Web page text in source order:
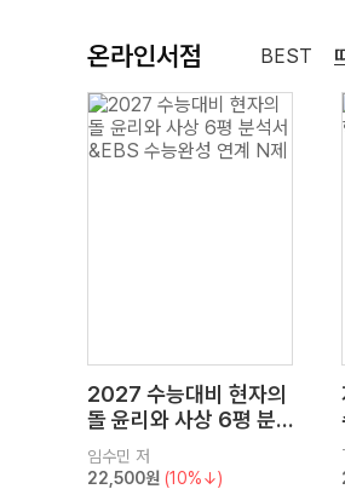
온라인서점 BEST
2027 수능대비 현자의
돌 윤리와 사상 6평 분
석서&EBS 수능완성 연
계 N제
임수민 저
22,500원 (10%↓)